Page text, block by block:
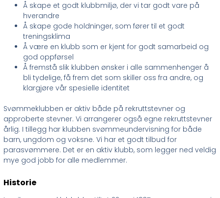
Å skape et godt klubbmiljø, der vi tar godt vare på
hverandre
Å skape gode holdninger, som fører til et godt
treningsklima
Å være en klubb som er kjent for godt samarbeid og
god oppførsel
Å fremstå slik klubben ønsker i alle sammenhenger å
bli tydelige, få frem det som skiller oss fra andre, og
klargjøre vår spesielle identitet
Svømmeklubben er aktiv både på rekruttstevner og
approberte stevner. Vi arrangerer også egne rekruttstevner
årlig. I tillegg har klubben svømmeundervisning for både
barn, ungdom og voksne. Vi har et godt tilbud for
parasvømmere. Det er en aktiv klubb, som legger ned veldig
mye god jobb for alle medlemmer.
Historie